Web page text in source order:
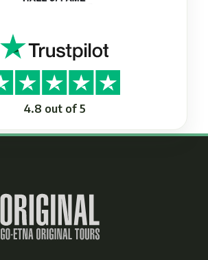
4.8 out of 5